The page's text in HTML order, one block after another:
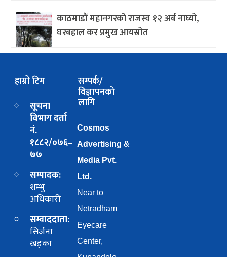
काठमाडौं महानगरको राजस्व १२ अर्ब नाघ्यो,
घरबहाल कर प्रमुख आयस्रोत
हाम्रो टिम
सूचना
विभाग दर्ता
नं.
१८८२/०७६–
७७
सम्पादक:
शम्भु
अधिकारी
सम्वाददाता:
सिर्जना
खड्का
सम्पर्क/
विज्ञापनको
लागि
Cosmos
Advertising &
Media Pvt.
Ltd.
Near to
Netradham
Eyecare
Center,